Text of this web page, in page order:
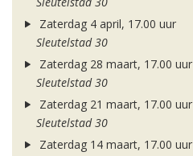
Zaterdag 4 april, 17.00 uur
Sleutelstad 30
Zaterdag 28 maart, 17.00 uur
Sleutelstad 30
Zaterdag 21 maart, 17.00 uur
Sleutelstad 30
Zaterdag 14 maart, 17.00 uur